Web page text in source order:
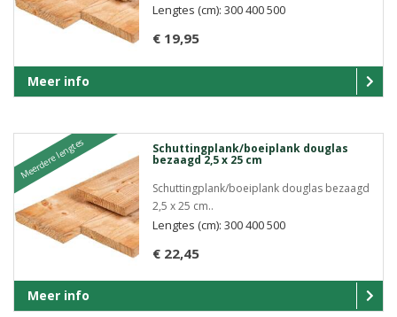
€ 19,95
Lengtes (cm): 300 400 500
Meer info
Meerdere lengtes Schuttingplank/boeiplank douglas
bezaagd 2,5 x 25 cm
Schuttingplank/boeiplank douglas bezaagd
2,5 x 25 cm..
€ 22,45
Lengtes (cm): 300 400 500
Meer info